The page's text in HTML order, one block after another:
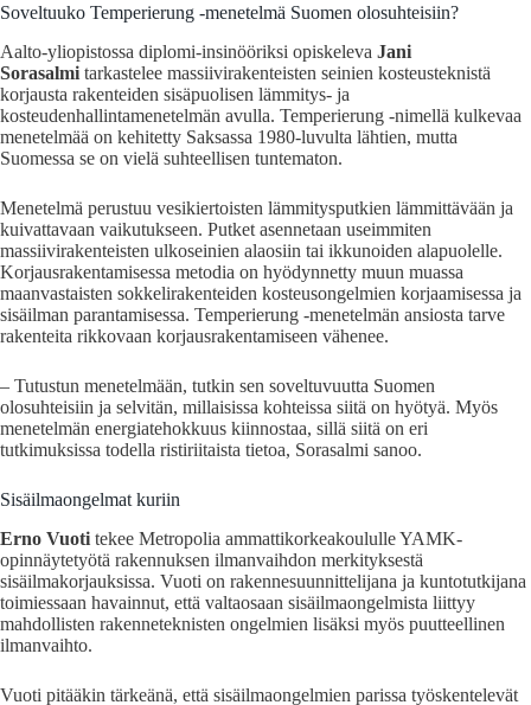
Soveltuuko Temperierung -menetelmä Suomen olosuhteisiin?
Aalto-yliopistossa diplomi-insinööriksi opiskeleva Jani
Sorasalmi tarkastelee massiivirakenteisten seinien kosteusteknistä
korjausta rakenteiden sisäpuolisen lämmitys- ja
kosteudenhallintamenetelmän avulla. Temperierung -nimellä kulkevaa
menetelmää on kehitetty Saksassa 1980-luvulta lähtien, mutta
Suomessa se on vielä suhteellisen tuntematon.
Menetelmä perustuu vesikiertoisten lämmitysputkien lämmittävään ja
kuivattavaan vaikutukseen. Putket asennetaan useimmiten
massiivirakenteisten ulkoseinien alaosiin tai ikkunoiden alapuolelle.
Korjausrakentamisessa metodia on hyödynnetty muun muassa
maanvastaisten sokkelirakenteiden kosteusongelmien korjaamisessa ja
sisäilman parantamisessa. Temperierung -menetelmän ansiosta tarve
rakenteita rikkovaan korjausrakentamiseen vähenee.
– Tutustun menetelmään, tutkin sen soveltuvuutta Suomen
olosuhteisiin ja selvitän, millaisissa kohteissa siitä on hyötyä. Myös
menetelmän energiatehokkuus kiinnostaa, sillä siitä on eri
tutkimuksissa todella ristiriitaista tietoa, Sorasalmi sanoo.
Sisäilmaongelmat kuriin
Erno Vuoti tekee Metropolia ammattikorkeakoululle YAMK-
opinnäytetyötä rakennuksen ilmanvaihdon merkityksestä
sisäilmakorjauksissa. Vuoti on rakennesuunnittelijana ja kuntotutkijana
toimiessaan havainnut, että valtaosaan sisäilmaongelmista liittyy
mahdollisten rakenneteknisten ongelmien lisäksi myös puutteellinen
ilmanvaihto.
Vuoti pitääkin tärkeänä, että sisäilmaongelmien parissa työskentelevät